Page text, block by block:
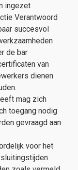
ingezet
Verantwoord
succesvol
de bar
van
dienen
mag zich
toegang nodig
gevraagd aan
voor het